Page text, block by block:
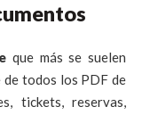
que más se suelen
de todos los PDF de
tickets, reservas,